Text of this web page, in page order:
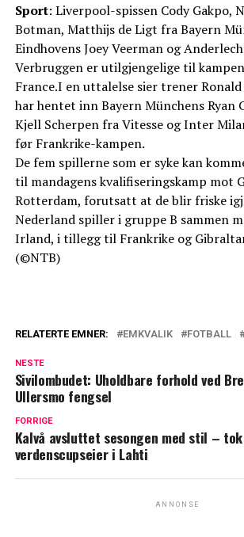
Sport: Liverpool-spissen Cody Gakpo,
Botman, Matthijs de Ligt fra Bayern
Eindhovens Joey Veerman og
Verbruggen er utilgjengelige til
France.I en uttalelse sier trener
har hentet inn Bayern Münchens Ryan
Kjell Scherpen fra Vitesse og Inter
før Frankrike-kampen.
De fem spillerne som er syke kan
til mandagens kvalifiseringskamp mot
Rotterdam, forutsatt at de blir friske
Nederland spiller i gruppe B sammen
Irland, i tillegg til Frankrike og
(©NTB)
RELATERTE EMNER: EMKVALIK FOTBALL
NESTE
Sivilombudet: Uholdbare forhold ved
Ullersmo fengsel
FORRIGE
Kalvå avsluttet sesongen med stil –
verdenscupseier i Lahti
ANNONSE